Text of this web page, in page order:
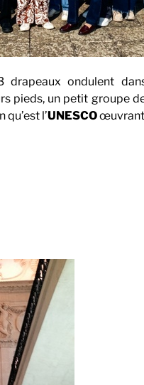
drapeaux ondulent
pieds, un petit groupe
l’UNESCOœuvrant